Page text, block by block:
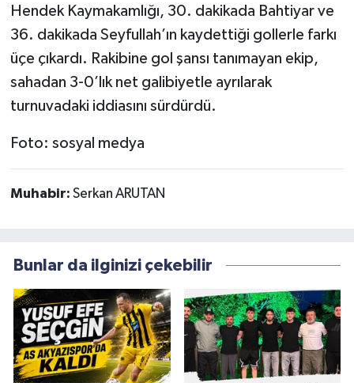
Hendek Kaymakamlığı, 30. dakikada Bahtiyar ve
36. dakikada Seyfullah’ın kaydettiği gollerle farkı
üçe çıkardı. Rakibine gol şansı tanımayan ekip,
sahadan 3-0’lık net galibiyetle ayrılarak
turnuvadaki iddiasını sürdürdü.
Foto: sosyal medya
Muhabir: Serkan ARUTAN
Bunlar da ilginizi çekebilir